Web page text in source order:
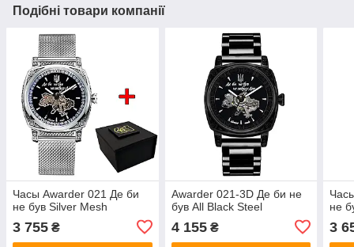
Подібні товари компанії
Часы Awarder 021 Де би
не був Silver Mesh
3 755 ₴
Awarder 021-3D Де би не
був All Black Steel
4 155₴
не
3